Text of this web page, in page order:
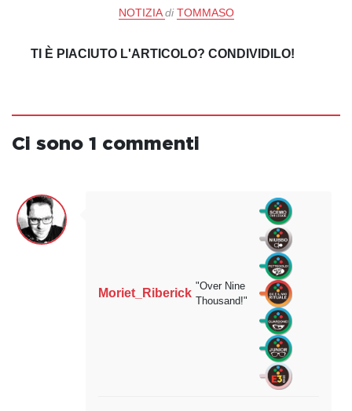
NOTIZIA di TOMMASO
TI È PIACIUTO L'ARTICOLO? CONDIVIDILO!
Ci sono 1 commenti
Moriet_Riberick
"Over Nine
Thousand!"